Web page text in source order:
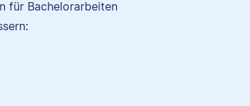
für Bachelorarbeiten